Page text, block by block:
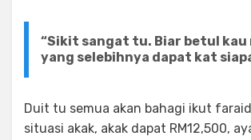
“Sikit sangat tu. Biar betul kau
yang selebihnya dapat kat
Duit tu semua akan bahagi ikut
situasi akak, akak dapat RM12,500,